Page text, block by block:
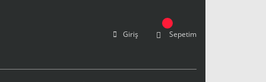
Giriş Sepetim